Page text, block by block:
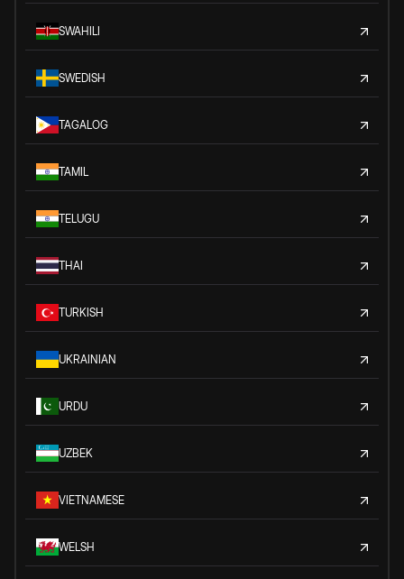
SWAHILI
SWEDISH
TAGALOG
TAMIL
TELUGU
THAI
TURKISH
UKRAINIAN
URDU
UZBEK
VIETNAMESE
WELSH